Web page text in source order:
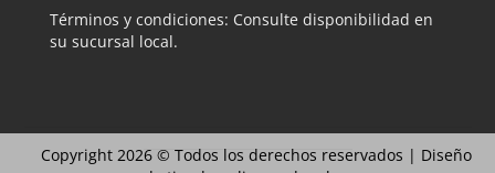
Términos y condiciones: Consulte disponibilidad en
su sucursal local.
Copyright 2026 © Todos los derechos reservados | Diseño